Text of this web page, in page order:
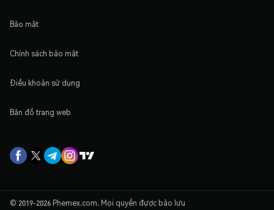
Bảo mật
Chính sách bảo mật
Điều khoản sử dụng
Bản đồ trang web
© 2019-2026 Phemex.com. Mọi quyền được bảo lưu